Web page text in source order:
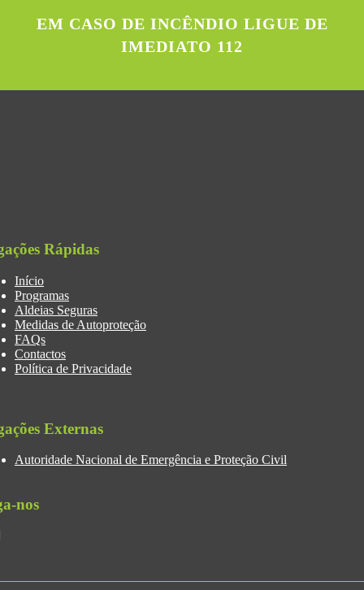
EM CASO DE INCÊNDIO LIGUE DE
IMEDIATO 112
Rápidas
Início
Programas
Aldeias Seguras
Medidas de Autoproteção
FAQs
Contactos
Política de Privacidade
Externas
Autoridade Nacional de Emergência e Proteção Civil
nos